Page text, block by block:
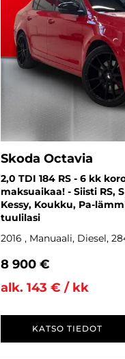
Skoda Octavia
2,0 TDI 184 RS - 6 kk
maksuaikaa! - Siisti RS,
Kessy, Koukku, Pa-
tuulilasi
2016 , Manuaali, Diesel,
8 900 €
alk. 143 € / kk
KATSO TIEDOT